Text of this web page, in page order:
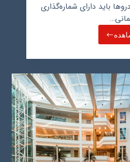
باید دارای شماره‌گذاری
خرید
در
و
نکات
مهم
درباره
خرید
خودرو